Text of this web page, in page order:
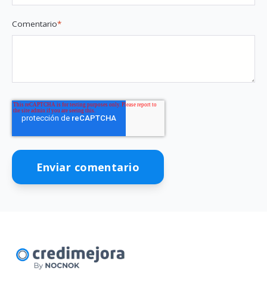
Comentario*